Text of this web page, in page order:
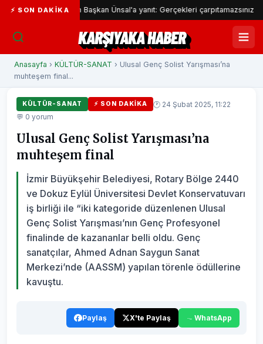
⚡ SON DAKIKABaşkan Ünsal'a yanıt: Gerçekleri çarpıtamazsınız
KARŞIYAKA HABER
Anasayfa › KÜLTÜR-SANAT › Ulusal Genç Solist Yarışması’na
muhteşem final...
KÜLTÜR-SANAT ⚡ SON DAKIKA
🕐 24 Şubat 2025, 11:22
💬 0 yorum
Ulusal Genç Solist Yarışması’na
muhteşem final
İzmir Büyükşehir Belediyesi, Rotary Bölge 2440
ve Dokuz Eylül Üniversitesi Devlet Konservatuvarı
iş birliği ile “iki kategoride düzenlenen Ulusal
Genç Solist Yarışması’nın Genç Profesyonel
finalinde de kazananlar belli oldu. Genç
sanatçılar, Ahmed Adnan Saygun Sanat
Merkezi’nde (AASSM) yapılan törenle ödüllerine
kavuştu.
Paylaş X'te Paylaş WhatsApp